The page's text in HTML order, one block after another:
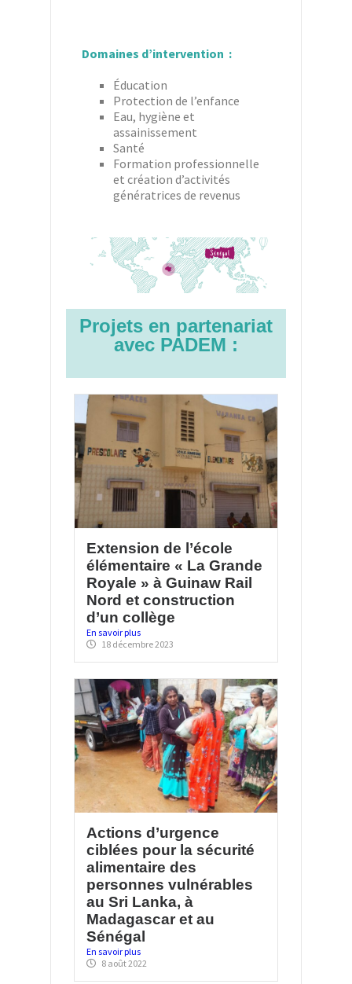
Domaines d’intervention :
Éducation
Protection de l’enfance
Eau, hygiène et
assainissement
Santé
Formation professionnelle
et création d’activités
génératrices de revenus
Projets en partenariat
avec PADEM :
Extension de l’école
élémentaire « La Grande
Royale » à Guinaw Rail
Nord et construction
d’un collège
En savoir plus
18 décembre 2023
Actions d’urgence
ciblées pour la sécurité
alimentaire des
personnes vulnérables
au Sri Lanka, à
Madagascar et au
Sénégal
En savoir plus
8 août 2022